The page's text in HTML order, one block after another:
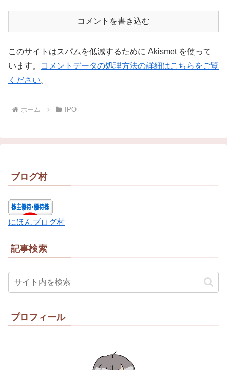
コメントを書き込む
このサイトはスパムを低減するために Akismet を使って
います。
コメントデータの処理方法の詳細はこちらをご覧
ください。
ホーム IPO
ブログ村
にほんブログ村
記事検索
プロフィール